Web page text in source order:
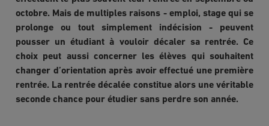
octobre. Mais de multiples raisons - emploi, stage qui se
prolonge ou tout simplement indécision - peuvent
pousser un étudiant à vouloir décaler sa rentrée. Ce
choix peut aussi concerner les élèves qui souhaitent
changer d’orientation après avoir effectué une première
rentrée. La rentrée décalée constitue alors une véritable
seconde chance pour étudier sans perdre son année.